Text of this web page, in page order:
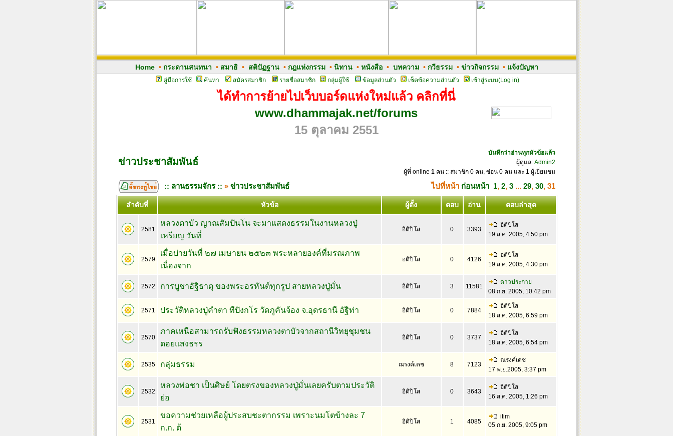
Home• กระดานสนทนา • สมาธิ• สติปัฏฐาน• กฎแห่งกรรม• นิทาน• หนังสือ• บทความ• กวีธรรม• ข่าวกิจกรรม• แจ้งปัญหา
คู่มือการใช้ ค้นหา สมัครสมาชิก รายชื่อสมาชิก กลุ่มผู้ใช้ ข้อมูลส่วนตัว เช็คข้อความส่วนตัว เข้าสู่ระบบ(Log in)
ได้ทำการย้ายไปเว็บบอร์ดแห่งใหม่แล้ว คลิกที่นี่
www.dhammajak.net/forums
15 ตุลาคม 2551
ข่าวประชาสัมพันธ์
บันทึกว่าอ่านทุกหัวข้อแล้ว
ผู้ดูแล: Admin2
ผู้ที่ online 1คน :: สมาชิก 0 คน, ซ่อน 0 คน และ 1 ผู้เยี่ยมชม
:: ลานธรรมจักร :: » ข่าวประชาสัมพันธ์ ไปที่หน้า ก่อนหน้า 1, 2, 3... 29, 30, 31
ลำดับที่ หัวข้อ ผู้ตั้ง ตอบ อ่าน ตอบล่าสุด
2581
หลวงตาบัว ญาณสัมปันโน จะมาแสดงธรรมในงานหลวงปู่
เหรียญ วันที่
อิติปิโส 0 3393
อิติปิโส
19 ส.ค. 2005, 4:50 pm
2579
เมื่อบ่ายวันที่ ๒๗ เมษายน ๒๕๒๓ พระหลายองค์ที่มรณภาพ
เนื่องจาก
อติปิโส 0 4126
อติปิโส
19 ส.ค. 2005, 4:30 pm
2572 การบูชาอัฐิธาตุ ของพระอรหันต์ทุกรูป สายหลวงปู่มั่น อิติปิโส 3 11581
ดาวประกาย
08 ก.ย. 2005, 10:42 pm
2571 ประวัติหลวงปู่คำตา ทีปังกโร วัดภูคันจ้อง จ.อุดรธานี อัฐิท่า อิติปิโส 0 7884
อิติปิโส
18 ส.ค. 2005, 6:59 pm
2570
ภาคเหนือสามารถรับฟังธรรมหลวงตาบัวจากสถานีวิทยุชุมชน
ดอยแสงธรร
อิติปิโส 0 3737
อิติปิโส
18 ส.ค. 2005, 6:54 pm
2535 กลุ่มธรรม ณรงค์เดช 8 7123
ณรงค์เดช
17 พ.ย.2005, 3:37 pm
2532
หลวงพ่อชา เป็นศิษย์ โดยตรงของหลวงปู่มั่นเลยครับตามประวัติ
ย่อ
อิติปิโส 0 3643
อิติปิโส
16 ส.ค. 2005, 1:26 pm
2531
ขอความช่วยเหลือผู้ประสบชะตากรรม เพราะนมโตข้างละ 7
ก.ก. ต้
อิติปิโส 1 4085
itim
05 ก.ย. 2005, 9:05 pm